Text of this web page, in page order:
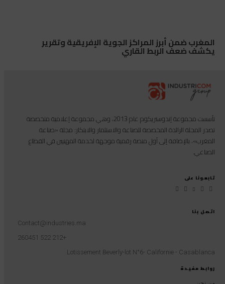
المغرب ضمن أبرز المراكز الجوية الإفريقية وتقرير
يكشف ضعف الربط القاري
روابط مفيدة
اتصل بنا
Contact@industries.ma
+212 522 260451
Lotissement Beverly-lot N°6- Californie - Casablanca
تأسست مجموعة إندوستريكوم عام 2013، وهي مجموعة إعلامية متخصصة
تصدر المجلة الرائدة المخصصة للصناعة والاستثمار والابتكار: مجلة «صناعة
المغرب»، بالإضافة إلى أول منصة رقمية موجهة لخدمة المهنيين في القطاع
الصناعي.
تابعونا على